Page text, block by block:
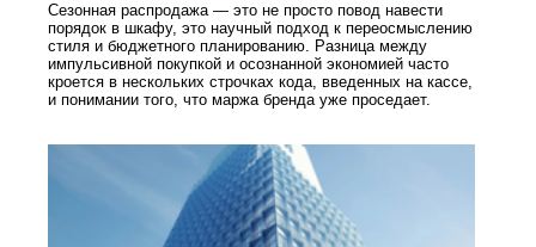
Сезонная распродажа — это не просто повод навести
порядок в шкафу, это научный подход к переосмыслению
стиля и бюджетного планированию. Разница между
импульсивной покупкой и осознанной экономией часто
кроется в нескольких строчках кода, введенных на кассе,
и понимании того, что маржа бренда уже проседает.